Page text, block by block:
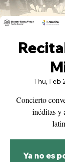
Thu, Feb
Concierto
inéditas y
Ya no es